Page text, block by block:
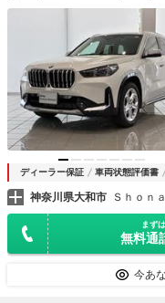
ヘッドライト ドライビ
ナル パーク アシス
ディスプレイ
ディーラー保証 車両状態評価書
神奈川県大和市
まず
無料通
今あ